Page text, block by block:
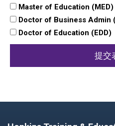
Master of Education (MED)
Doctor of Business Admin
Doctor of Education (EDD)
提交